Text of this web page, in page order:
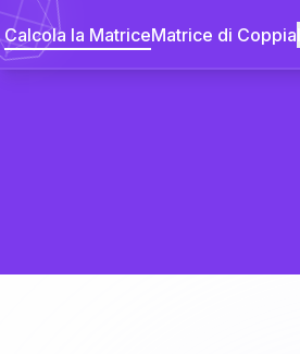
Calcola la MatriceMatrice di Coppia